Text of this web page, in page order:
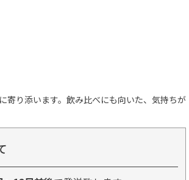
寄り添います。飲み比べにも向いた、気持ちが